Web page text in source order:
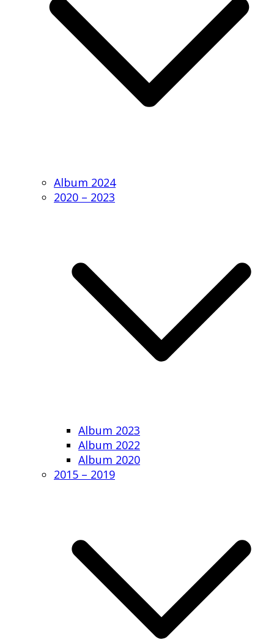
Album 2024
2020 – 2023
Album 2023
Album 2022
Album 2020
2015 – 2019